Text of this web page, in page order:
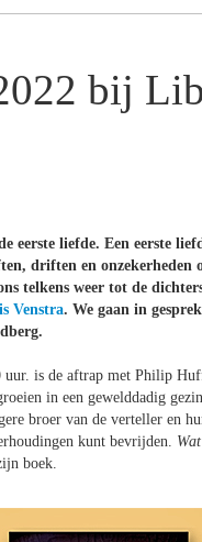
bij
eerste liefde. Een eerste
driften en
telkens weer tot de
Venstra. We gaan in
is de aftrap met Philip
in een gewelddadig
broer van de verteller en
kunt bevrijden.
boek.